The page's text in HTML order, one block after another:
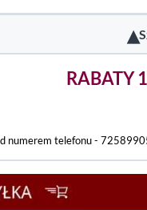
▴
RABATY
numerem telefonu -